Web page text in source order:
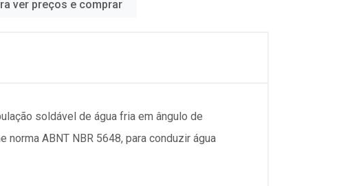
ver preços e comprar
soldável de água fria em ângulo de
ABNT NBR 5648, para conduzir água